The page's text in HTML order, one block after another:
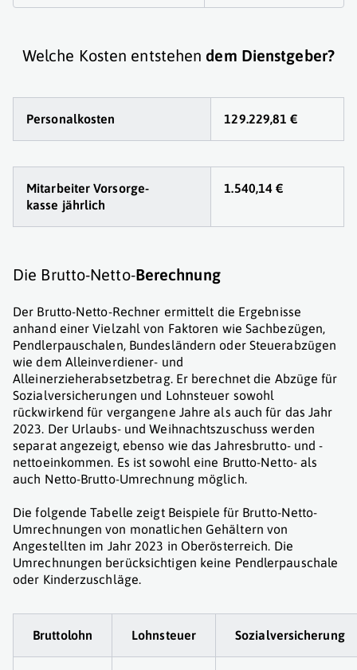
Welche Kosten entstehen dem Dienstgeber?
Personalkosten 129.229,81 €
Mitarbeiter Vorsorge-
kasse jährlich
1.540,14 €
Die Brutto-Netto-Berechnung
Der Brutto-Netto-Rechner ermittelt die Ergebnisse
anhand einer Vielzahl von Faktoren wie Sachbezügen,
Pendlerpauschalen, Bundesländern oder Steuerabzügen
wie dem Alleinverdiener- und
Alleinerzieherabsetzbetrag. Er berechnet die Abzüge für
Sozialversicherungen und Lohnsteuer sowohl
rückwirkend für vergangene Jahre als auch für das Jahr
2023. Der Urlaubs- und Weihnachtszuschuss werden
separat angezeigt, ebenso wie das Jahresbrutto- und -
nettoeinkommen. Es ist sowohl eine Brutto-Netto- als
auch Netto-Brutto-Umrechnung möglich.
Die folgende Tabelle zeigt Beispiele für Brutto-Netto-
Umrechnungen von monatlichen Gehältern von
Angestellten im Jahr 2023 in Oberösterreich. Die
Umrechnungen berücksichtigen keine Pendlerpauschale
oder Kinderzuschläge.
Bruttolohn Lohnsteuer Sozialversicherung